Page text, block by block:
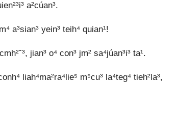
a²cúan³.
a³sian³ yein³ teih⁴ quian¹!
jian³ o⁴ con³ jm² sa⁴júan³i³ ta¹.
liah⁴ma²ra⁴lie⁵ m⁵cu³ la⁴teg⁴ tieh²la³,